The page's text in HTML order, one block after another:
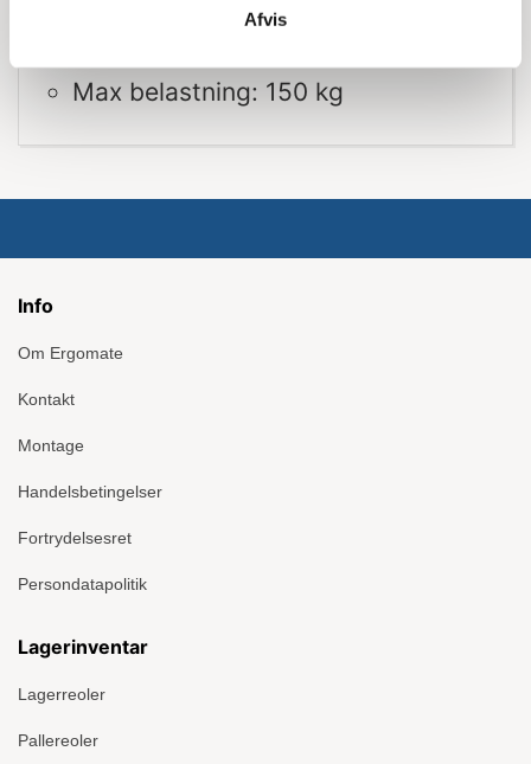
Afvis
Skridsikre stigesko
Max belastning: 150 kg
Info
Om Ergomate
Kontakt
Montage
Handelsbetingelser
Fortrydelsesret
Persondatapolitik
Lagerinventar
Lagerreoler
Pallereoler